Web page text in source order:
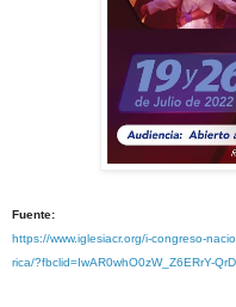
Fuente:
https://www.iglesiacr.org/i-congreso-
rica/?fbclid=IwAR0whO0zW_Z6ERrY-